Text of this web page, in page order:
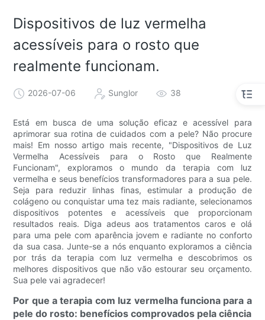
Dispositivos de luz vermelha
acessíveis para o rosto que
realmente funcionam.
2026-07-06 Sunglor 38
Está em busca de uma solução eficaz e acessível para
aprimorar sua rotina de cuidados com a pele? Não procure
mais! Em nosso artigo mais recente, "Dispositivos de Luz
Vermelha Acessíveis para o Rosto que Realmente
Funcionam", exploramos o mundo da terapia com luz
vermelha e seus benefícios transformadores para a sua pele.
Seja para reduzir linhas finas, estimular a produção de
colágeno ou conquistar uma tez mais radiante, selecionamos
dispositivos potentes e acessíveis que proporcionam
resultados reais. Diga adeus aos tratamentos caros e olá
para uma pele com aparência jovem e radiante no conforto
da sua casa. Junte-se a nós enquanto exploramos a ciência
por trás da terapia com luz vermelha e descobrimos os
melhores dispositivos que não vão estourar seu orçamento.
Sua pele vai agradecer!
Por que a terapia com luz vermelha funciona para a
pele do rosto: benefícios comprovados pela ciência